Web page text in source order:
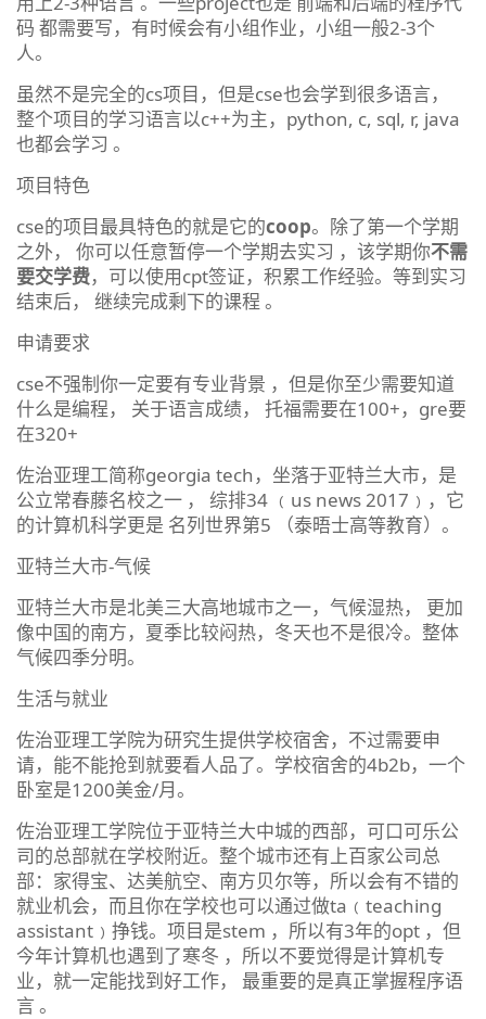
码 都需要写，有时候会有小组作业，小组一般2-3个
人。
虽然不是完全的cs项目，但是cse也会学到很多语言，
整个项目的学习语言以c++为主，python, c, sql, r, java
也都会学习 。
项目特色
cse的项目最具特色的就是它的coop。除了第一个学期
之外， 你可以任意暂停一个学期去实习 ，该学期你不需
要交学费，可以使用cpt签证，积累工作经验。等到实习
结束后， 继续完成剩下的课程 。
申请要求
cse不强制你一定要有专业背景 ，但是你至少需要知道
什么是编程， 关于语言成绩， 托福需要在100+，gre要
在320+
佐治亚理工简称georgia tech，坐落于亚特兰大市，是
公立常春藤名校之一 ， 综排34 ﹙us news 2017﹚，它
的计算机科学更是 名列世界第5 （泰晤士高等教育）。
亚特兰大市-气候
亚特兰大市是北美三大高地城市之一，气候湿热， 更加
像中国的南方，夏季比较闷热，冬天也不是很冷。整体
气候四季分明。
生活与就业
佐治亚理工学院为研究生提供学校宿舍，不过需要申
请，能不能抢到就要看人品了。学校宿舍的4b2b，一个
卧室是1200美金/月。
佐治亚理工学院位于亚特兰大中城的西部，可口可乐公
司的总部就在学校附近。整个城市还有上百家公司总
部：家得宝、达美航空、南方贝尔等，所以会有不错的
就业机会，而且你在学校也可以通过做ta﹙teaching
assistant﹚挣钱。项目是stem ，所以有3年的opt ，但
今年计算机也遇到了寒冬 ，所以不要觉得是计算机专
业，就一定能找到好工作， 最重要的是真正掌握程序语
言 。